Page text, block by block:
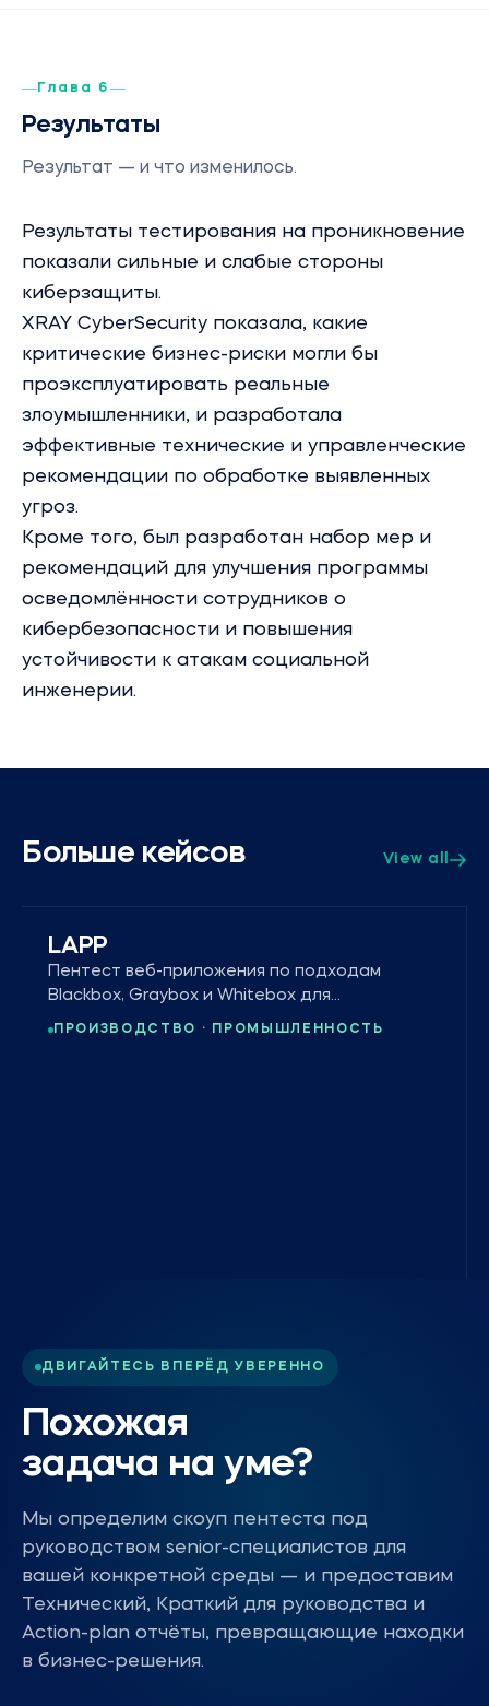
Глава 6
Результаты
Результат — и что изменилось.
Результаты тестирования на проникновение
показали сильные и слабые стороны
киберзащиты.
XRAY CyberSecurity показала, какие
критические бизнес-риски могли бы
проэксплуатировать реальные
злоумышленники, и разработала
эффективные технические и управленческие
рекомендации по обработке выявленных
угроз.
Кроме того, был разработан набор мер и
рекомендаций для улучшения программы
осведомлённости сотрудников о
кибербезопасности и повышения
устойчивости к атакам социальной
инженерии.
Больше кейсов View all
ПРОИЗВОДСТВО · ПРОМЫШЛЕННОСТЬ
LAPP
Пентест веб-приложения по подходам
Blackbox, Graybox и Whitebox для
глобального лидера в производстве
ДВИГАЙТЕСЬ ВПЕРЁД УВЕРЕННО
Похожая
задача на уме?
Мы определим скоуп пентеста под
руководством senior-специалистов для
вашей конкретной среды — и предоставим
Технический, Краткий для руководства и
Action-plan отчёты, превращающие находки
в бизнес-решения.